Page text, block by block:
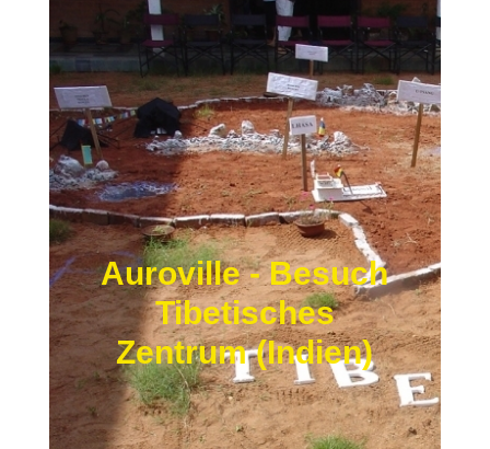
Auroville - Besuch
Tibetisches
Zentrum (Indien)